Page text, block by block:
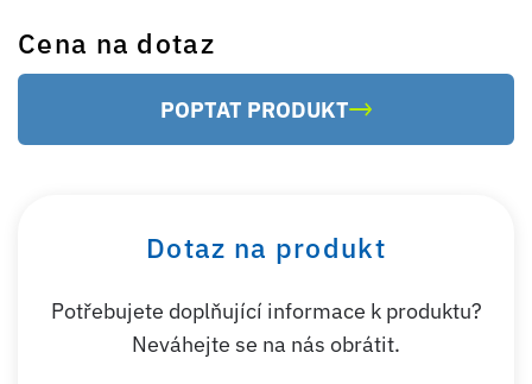
Cena na dotaz
POPTAT PRODUKT
Dotaz na produkt
Potřebujete doplňující informace k produktu?
Neváhejte se na nás obrátit.